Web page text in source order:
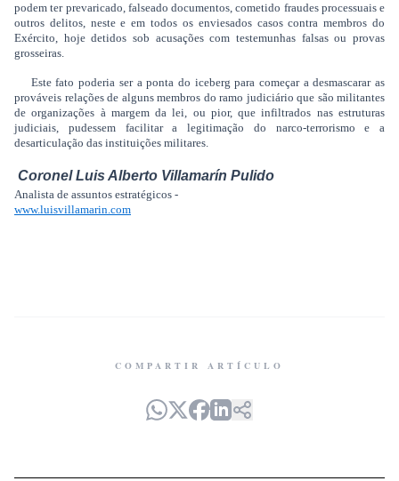
podem ter prevaricado, falseado documentos, cometido fraudes processuais e
outros delitos, neste e em todos os enviesados casos contra membros do
Exército, hoje detidos sob acusações com testemunhas falsas ou provas
grosseiras.
Este fato poderia ser a ponta do iceberg para começar a desmascarar as
prováveis relações de alguns membros do ramo judiciário que são militantes
de organizações à margem da lei, ou pior, que infiltrados nas estruturas
judiciais, pudessem facilitar a legitimação do narco-terrorismo e a
desarticulação das instituições militares.
Coronel Luis Alberto Villamarín Pulido
Analista de assuntos estratégicos -
www.luisvillamarin.com
COMPARTIR ARTÍCULO